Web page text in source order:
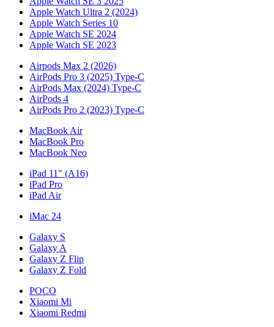
Apple Watch Ultra 2 (2024)
Apple Watch Series 10
Apple Watch SE 2024
Apple Watch SE 2023
Airpods Max 2 (2026)
AirPods Pro 3 (2025) Type-C
AirPods Max (2024) Type-C
AirPods 4
AirPods Pro 2 (2023) Type-C
MacBook Air
MacBook Pro
MacBook Neo
iPad 11" (A16)
iPad Pro
iPad Air
iMac 24
Galaxy S
Galaxy A
Galaxy Z Flip
Galaxy Z Fold
POCO
Xiaomi Mi
Xiaomi Redmi